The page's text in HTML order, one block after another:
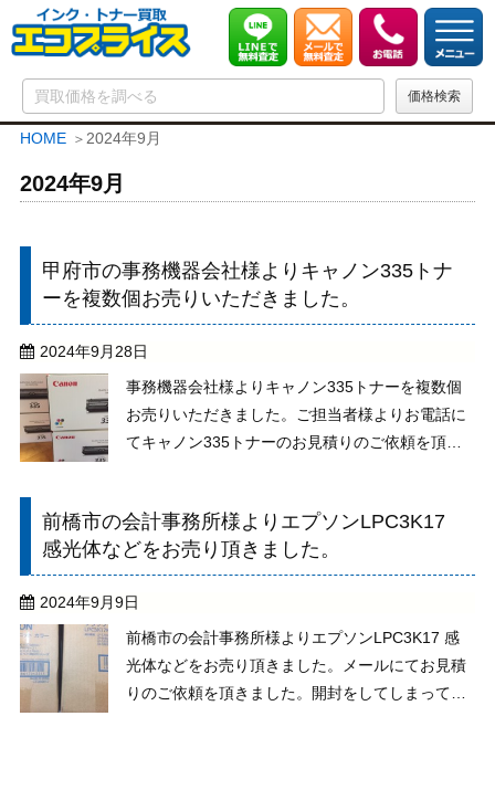
HOME 2024年9月
2024年9月
甲府市の事務機器会社様よりキャノン335トナ
ーを複数個お売りいただきました。
2024年9月28日
事務機器会社様よりキャノン335トナーを複数個
お売りいただきました。ご担当者様よりお電話に
てキャノン335トナーのお見積りのご依頼を頂き
お話だと、当店が近くにあると思われてた様で持
ち込みで引...
前橋市の会計事務所様よりエプソンLPC3K17
感光体などをお売り頂きました。
2024年9月9日
前橋市の会計事務所様よりエプソンLPC3K17 感
光体などをお売り頂きました。メールにてお見積
りのご依頼を頂きました。開封をしてしまってい